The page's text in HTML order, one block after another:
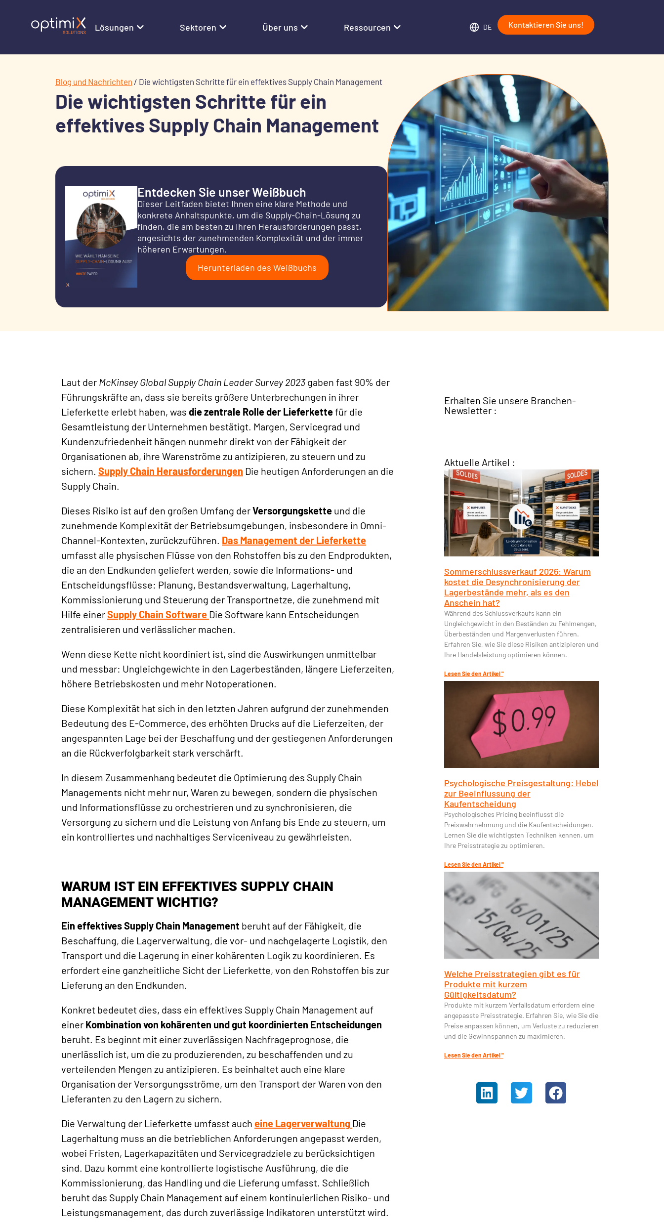
Lösungen Sektoren Über uns Ressourcen DE Kontaktieren Sie uns!
Blog und Nachrichten / Die wichtigsten Schritte für ein effektives Supply Chain Management
Die wichtigsten Schritte für ein
effektives Supply Chain Management
Entdecken Sie unser Weißbuch
Dieser Leitfaden bietet Ihnen eine klare Methode und
konkrete Anhaltspunkte, um die Supply-Chain-Lösung zu
finden, die am besten zu Ihren Herausforderungen passt,
angesichts der zunehmenden Komplexität und der immer
höheren Erwartungen.
Herunterladen des Weißbuchs
Laut der McKinsey Global Supply Chain Leader Survey 2023 gaben fast 90% der
Führungskräfte an, dass sie bereits größere Unterbrechungen in ihrer
Lieferkette erlebt haben, was die zentrale Rolle der Lieferkettefür die
Gesamtleistung der Unternehmen bestätigt. Margen, Servicegrad und
Kundenzufriedenheit hängen nunmehr direkt von der Fähigkeit der
Organisationen ab, ihre Warenströme zu antizipieren, zu steuern und zu
sichern. Supply Chain Herausforderungen Die heutigen Anforderungen an die
Supply Chain.
Dieses Risiko ist auf den großen Umfang derVersorgungskette und die
zunehmende Komplexität der Betriebsumgebungen, insbesondere in Omni-
Channel-Kontexten, zurückzuführen. Das Management der Lieferkette
umfasst alle physischen Flüsse von den Rohstoffen bis zu den Endprodukten,
die an den Endkunden geliefert werden, sowie die Informations- und
Entscheidungsflüsse: Planung, Bestandsverwaltung, Lagerhaltung,
Kommissionierung und Steuerung der Transportnetze, die zunehmend mit
Hilfe einerSupply Chain Software Die Software kann Entscheidungen
zentralisieren und verlässlicher machen.
Wenn diese Kette nicht koordiniert ist, sind die Auswirkungen unmittelbar
und messbar: Ungleichgewichte in den Lagerbeständen, längere Lieferzeiten,
höhere Betriebskosten und mehr Notoperationen.
Diese Komplexität hat sich in den letzten Jahren aufgrund der zunehmenden
Bedeutung des E-Commerce, des erhöhten Drucks auf die Lieferzeiten, der
angespannten Lage bei der Beschaffung und der gestiegenen Anforderungen
an die Rückverfolgbarkeit stark verschärft.
In diesem Zusammenhang bedeutet die Optimierung des Supply Chain
Managements nicht mehr nur, Waren zu bewegen, sondern die physischen
und Informationsflüsse zu orchestrieren und zu synchronisieren, die
Versorgung zu sichern und die Leistung von Anfang bis Ende zu steuern, um
ein kontrolliertes und nachhaltiges Serviceniveau zu gewährleisten.
WARUM IST EIN EFFEKTIVES SUPPLY CHAIN
MANAGEMENT WICHTIG?
Ein effektives Supply Chain Management beruht auf der Fähigkeit, die
Beschaffung, die Lagerverwaltung, die vor- und nachgelagerte Logistik, den
Transport und die Lagerung in einer kohärenten Logik zu koordinieren. Es
erfordert eine ganzheitliche Sicht der Lieferkette, von den Rohstoffen bis zur
Lieferung an den Endkunden.
Konkret bedeutet dies, dass ein effektives Supply Chain Management auf
einer Kombination von kohärenten und gut koordinierten Entscheidungen
beruht. Es beginnt mit einer zuverlässigen Nachfrageprognose, die
unerlässlich ist, um die zu produzierenden, zu beschaffenden und zu
verteilenden Mengen zu antizipieren. Es beinhaltet auch eine klare
Organisation der Versorgungsströme, um den Transport der Waren von den
Lieferanten zu den Lagern zu sichern.
Die Verwaltung der Lieferkette umfasst auch eine Lagerverwaltung Die
Lagerhaltung muss an die betrieblichen Anforderungen angepasst werden,
wobei Fristen, Lagerkapazitäten und Servicegradziele zu berücksichtigen
sind. Dazu kommt eine kontrollierte logistische Ausführung, die die
Kommissionierung, das Handling und die Lieferung umfasst. Schließlich
beruht das Supply Chain Management auf einem kontinuierlichen Risiko- und
Leistungsmanagement, das durch zuverlässige Indikatoren unterstützt wird.
Erhalten Sie unsere Branchen-
Newsletter :
Aktuelle Artikel :
Sommerschlussverkauf 2026: Warum
kostet die Desynchronisierung der
Lagerbestände mehr, als es den
Anschein hat?
Während des Schlussverkaufs kann ein
Ungleichgewicht in den Beständen zu Fehlmengen,
Überbeständen und Margenverlusten führen.
Erfahren Sie, wie Sie diese Risiken antizipieren und
Ihre Handelsleistung optimieren können.
Lesen Sie den Artikel "
Psychologische Preisgestaltung: Hebel
zur Beeinflussung der
Kaufentscheidung
Psychologisches Pricing beeinflusst die
Preiswahrnehmung und die Kaufentscheidungen.
Lernen Sie die wichtigsten Techniken kennen, um
Ihre Preisstrategie zu optimieren.
Lesen Sie den Artikel "
Welche Preisstrategien gibt es für
Produkte mit kurzem
Gültigkeitsdatum?
Produkte mit kurzem Verfallsdatum erfordern eine
angepasste Preisstrategie. Erfahren Sie, wie Sie die
Preise anpassen können, um Verluste zu reduzieren
und die Gewinnspannen zu maximieren.
Lesen Sie den Artikel "